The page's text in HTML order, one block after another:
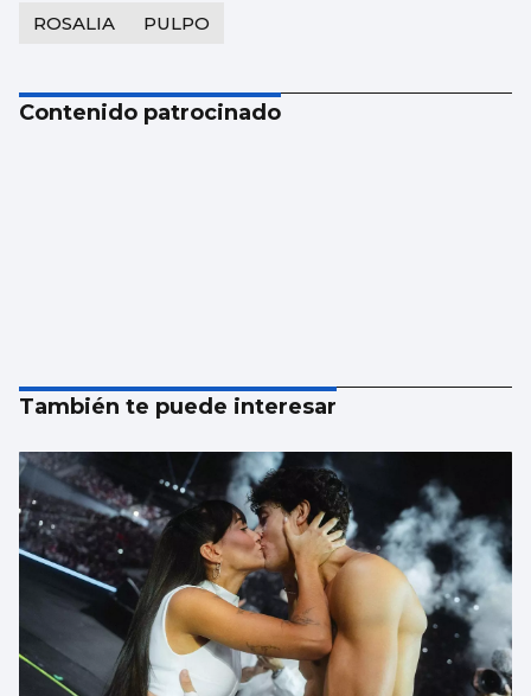
ROSALIA PULPO
Contenido patrocinado
También te puede interesar